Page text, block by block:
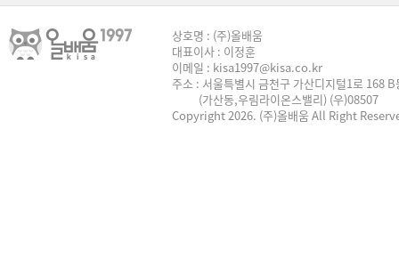
상호명 : (주)올배움
대표이사 : 이정훈
이메일 : kisa1997@kisa.co.kr
주소 : 서울특별시 금천구 가산디지털1로 168
(가산동,우림라이온스밸리) (우)08507
Copyright 2026. (주)올배움 All Right